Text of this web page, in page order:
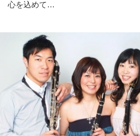
心を込めて…